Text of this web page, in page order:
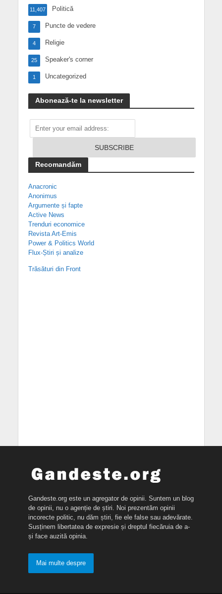
Politică
11,407
Puncte de vedere
7
Religie
4
Speaker's corner
25
Uncategorized
1
Abonează-te la newsletter
Recomandăm
Anacronic
Anonimus
Argumente și fapte
Active News
Trenduri economice
Revista Art-Emis
Power & Politics World
Flux-Știri și analize
Trăsături din Front
Gandeste.org este un agregator de opinii. Suntem un blog
de opinii, nu o agenție de știri. Noi prezentăm opinii
incorecte politic, nu dăm știri, fie ele false sau adevărate.
Susținem libertatea de expresie și dreptul fiecăruia de a-
și face auzită opinia.
Mai multe despre